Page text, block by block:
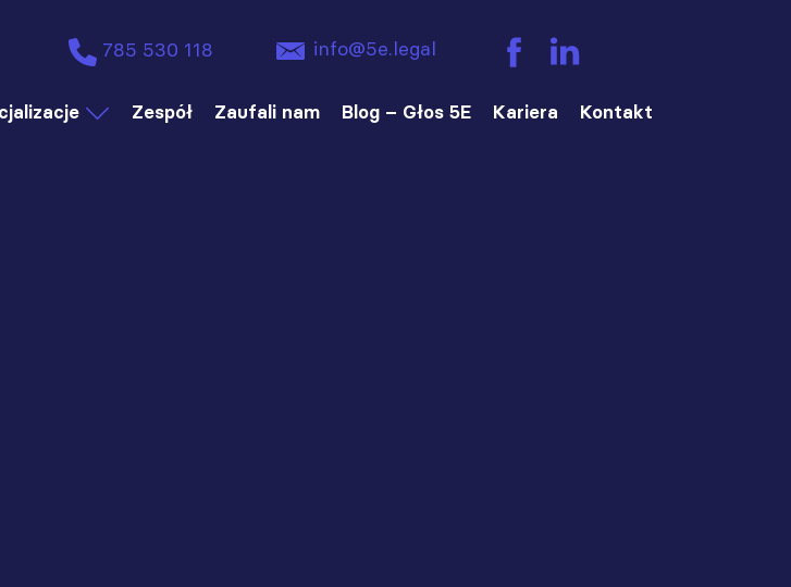
785 530 118 info@5e.legal
Zespół Zaufali nam Blog – Głos 5E Kariera Kontakt